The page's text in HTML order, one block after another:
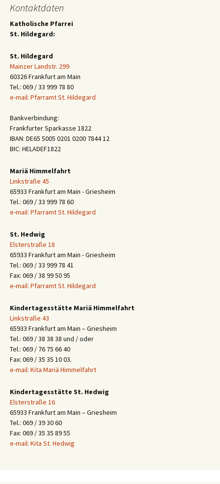
Kontaktdaten
Katholische Pfarrei
St. Hildegard:
St. Hildegard
Mainzer Landstr. 299
60326 Frankfurt am Main
Tel.: 069 / 33 999 78 80
e-mail: Pfarramt St. Hildegard
Bankverbindung:
Frankfurter Sparkasse 1822
IBAN: DE65 5005 0201 0200 7844 12
BIC: HELADEF1822
Mariä Himmelfahrt
Linkstraße 45
65933 Frankfurt am Main - Griesheim
Tel.: 069 / 33 999 78 60
e-mail: Pfarramt St. Hildegard
St. Hedwig
Elsterstraße 18
65933 Frankfurt am Main - Griesheim
Tel.: 069 / 33 999 78 41
Fax: 069 / 38 99 50 95
e-mail: Pfarramt St. Hildegard
Kindertagesstätte Mariä Himmelfahrt
Linkstraße 43
65933 Frankfurt am Main – Griesheim
Tel.: 069 / 38 38 38 und / oder
Tel.: 069 / 76 75 66 40
Fax: 069 / 35 35 10 03.
e-mail: Kita Mariä Himmelfahrt
Kindertagesstätte St. Hedwig
Elsterstraße 16
65933 Frankfurt am Main – Griesheim
Tel.: 069 / 39 30 60
Fax: 069 / 35 35 89 55
e-mail: Kita St. Hedwig